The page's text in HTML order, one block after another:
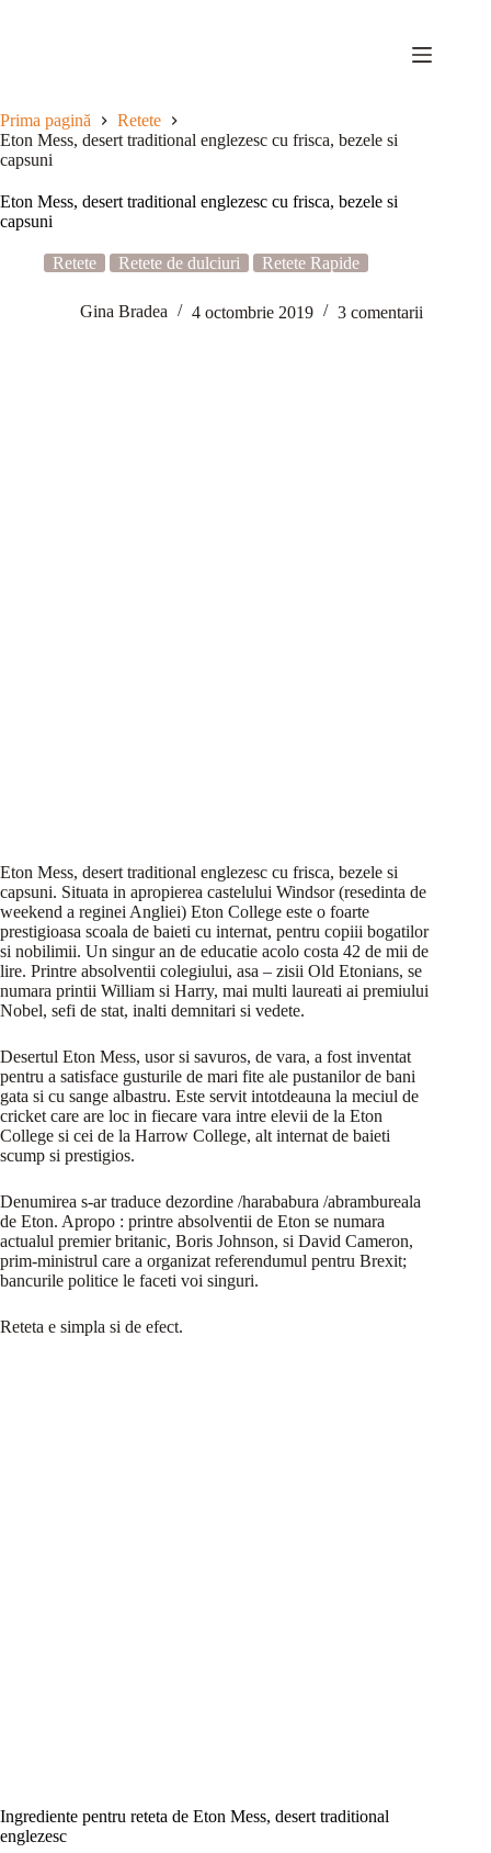
Prima pagină
Retete
Eton Mess, desert traditional englezesc cu frisca, bezele si
capsuni
Eton Mess, desert traditional englezesc cu frisca, bezele si
capsuni
Retete Retete de dulciuri Retete Rapide
Gina Bradea 4 octombrie 2019 3 comentarii
Eton Mess, desert traditional englezesc cu frisca, bezele si
capsuni. Situata in apropierea castelului Windsor (resedinta de
weekend a reginei Angliei) Eton College este o foarte
prestigioasa scoala de baieti cu internat, pentru copiii bogatilor
si nobilimii. Un singur an de educatie acolo costa 42 de mii de
lire. Printre absolventii colegiului, asa – zisii Old Etonians, se
numara printii William si Harry, mai multi laureati ai premiului
Nobel, sefi de stat, inalti demnitari si vedete.
Desertul Eton Mess, usor si savuros, de vara, a fost inventat
pentru a satisface gusturile de mari fite ale pustanilor de bani
gata si cu sange albastru. Este servit intotdeauna la meciul de
cricket care are loc in fiecare vara intre elevii de la Eton
College si cei de la Harrow College, alt internat de baieti
scump si prestigios.
Denumirea s-ar traduce dezordine /harababura /abrambureala
de Eton. Apropo : printre absolventii de Eton se numara
actualul premier britanic, Boris Johnson, si David Cameron,
prim-ministrul care a organizat referendumul pentru Brexit;
bancurile politice le faceti voi singuri.
Reteta e simpla si de efect.
Ingrediente pentru reteta de Eton Mess, desert traditional
englezesc